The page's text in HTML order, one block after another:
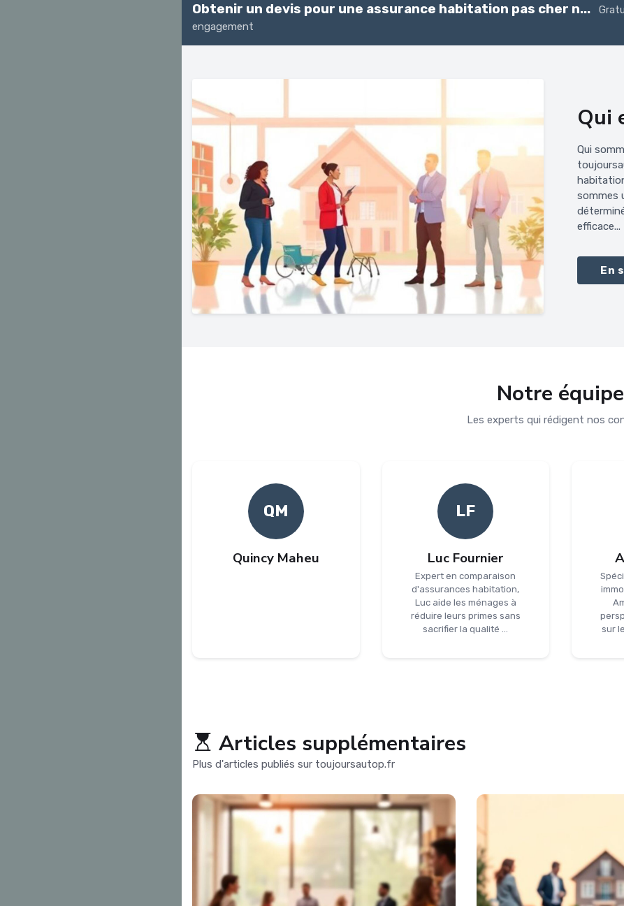
Obtenir un devis pour une assurance habitation pas cher n...
engagement
Qui
Qui
sommes
efficace...
En
Notre équipe
Les experts qui rédigent nos
QM
Quincy Maheu
LF
Luc Fournier
Expert en comparaison
d'assurances habitation,
Luc aide les ménages à
réduire leurs primes sans
sacrifier la qualité ...
sur
Articles supplémentaires
Plus d'articles publiés sur toujoursautop.fr